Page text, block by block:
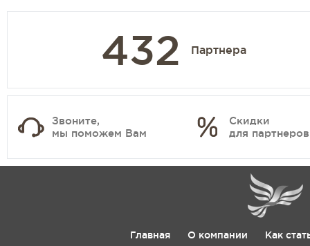
432 Партнера
Звоните,
мы поможем Вам
Скидки
для партнеров
Главная О компании Как